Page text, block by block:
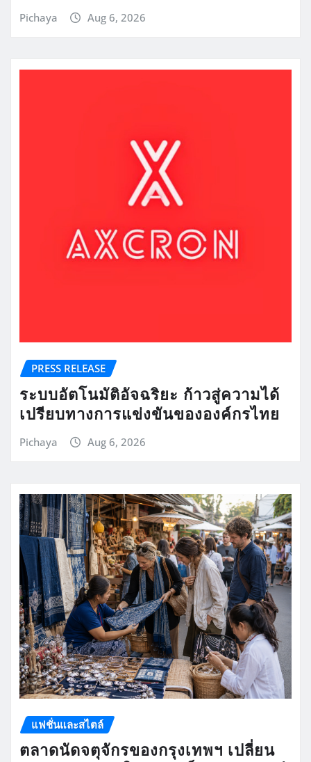
Pichaya Aug 6, 2026
PRESS RELEASE
ระบบอัตโนมัติอัจฉริยะ ก้าวสู่ความได้
เปรียบทางการแข่งขันขององค์กรไทย
Pichaya Aug 6, 2026
แฟชั่นและสไตล์
ตลาดนัดจตุจักรของกรุงเทพฯ เปลี่ยน